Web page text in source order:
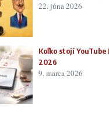
22. júna 2026
Koľko stojí
2026
9. marca 2026